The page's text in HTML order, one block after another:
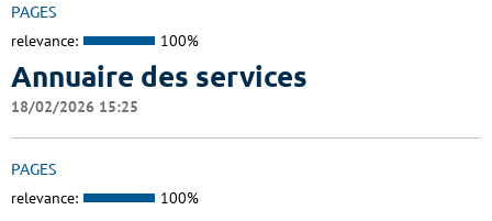
PAGES
relevance: 100%
Annuaire des services
18/02/2026 15:25
PAGES
relevance: 100%